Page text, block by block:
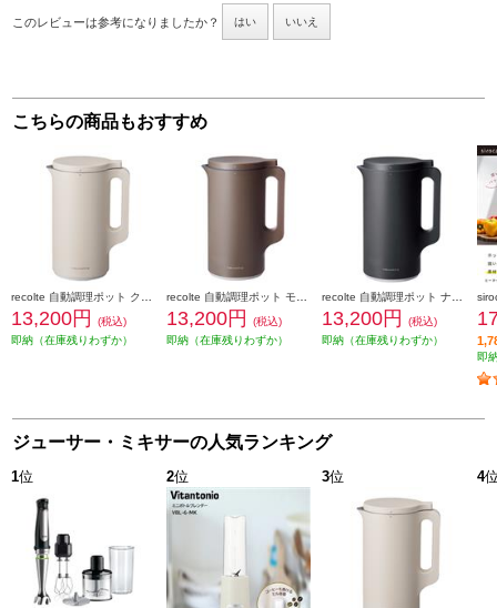
このレビューは参考になりましたか？ はい いいえ
こちらの商品もおすすめ
13,200円
(税込)
即納（在庫残りわずか）
13,200円
(税込)
即納（在庫残りわずか）
13,200円
(税込)
即納（在庫残りわずか）
即
ジューサー・ミキサーの人気ランキング
1位 2位 3位 4